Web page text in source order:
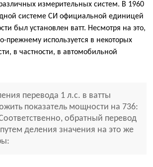
измерительных систем. В 1960
системе СИ официальной единицей
был установлен ватт. Несмотря на это,
прежнему используется в некоторых
в частности, в автомобильной
перевода 1 л.с. в ватты
показатель мощности на 736:
обратный перевод
деления значения на это же